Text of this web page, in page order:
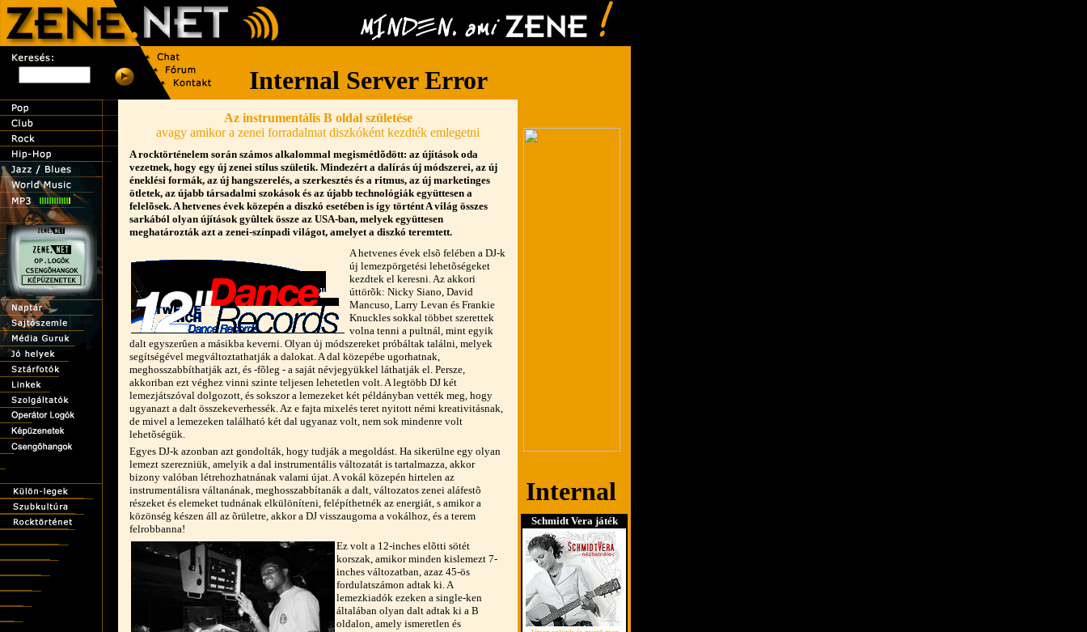
Az instrumentális B oldal születése
avagy amikor a zenei forradalmat diszkóként kezdték emlegetni
A rocktörténelem során számos alkalommal megismétlõdött: az újítások oda
vezetnek, hogy egy új zenei stílus születik. Mindezért a dalírás új módszerei, az új
éneklési formák, az új hangszerelés, a szerkesztés és a ritmus, az új marketinges
ötletek, az újabb társadalmi szokások és az újabb technológiák együttesen a
felelõsek. A hetvenes évek közepén a diszkó esetében is így történt A világ összes
sarkából olyan újítások gyûltek össze az USA-ban, melyek együttesen
meghatározták azt a zenei-színpadi világot, amelyet a diszkó teremtett.
A hetvenes évek elsõ felében a DJ-k
új lemezpörgetési lehetõségeket
kezdtek el keresni. Az akkori
úttörõk: Nicky Siano, David
Mancuso, Larry Levan és Frankie
Knuckles sokkal többet szerettek
volna tenni a pultnál, mint egyik
dalt egyszerûen a másikba keverni. Olyan új módszereket próbáltak találni, melyek
segítségével megváltoztathatják a dalokat. A dal közepébe ugorhatnak,
meghosszabbíthatják azt, és -fõleg - a saját névjegyükkel láthatják el. Persze,
akkoriban ezt véghez vinni szinte teljesen lehetetlen volt. A legtöbb DJ két
lemezjátszóval dolgozott, és sokszor a lemezeket két példányban vették meg, hogy
ugyanazt a dalt összekeverhessék. Az e fajta mixelés teret nyitott némi kreativitásnak,
de mivel a lemezeken található két dal ugyanaz volt, nem sok mindenre volt
lehetõségük.
Egyes DJ-k azonban azt gondolták, hogy tudják a megoldást. Ha sikerülne egy olyan
lemezt szerezniük, amelyik a dal instrumentális változatát is tartalmazza, akkor
bizony valóban létrehozhatnának valami újat. A vokál közepén hirtelen az
instrumentálisra váltanának, meghosszabbítanák a dalt, változatos zenei aláfestõ
részeket és elemeket tudnának elkülöníteni, felépíthetnék az energiát, s amikor a
közönség készen áll az õrületre, akkor a DJ visszaugorna a vokálhoz, és a terem
felrobbanna!
Ez volt a 12-inches elõtti sötét
korszak, amikor minden kislemezt 7-
inches változatban, azaz 45-ös
fordulatszámon adtak ki. A
lemezkiadók ezeken a single-ken
általában olyan dalt adtak ki a B
oldalon, amely ismeretlen és
Schmidt Vera játék